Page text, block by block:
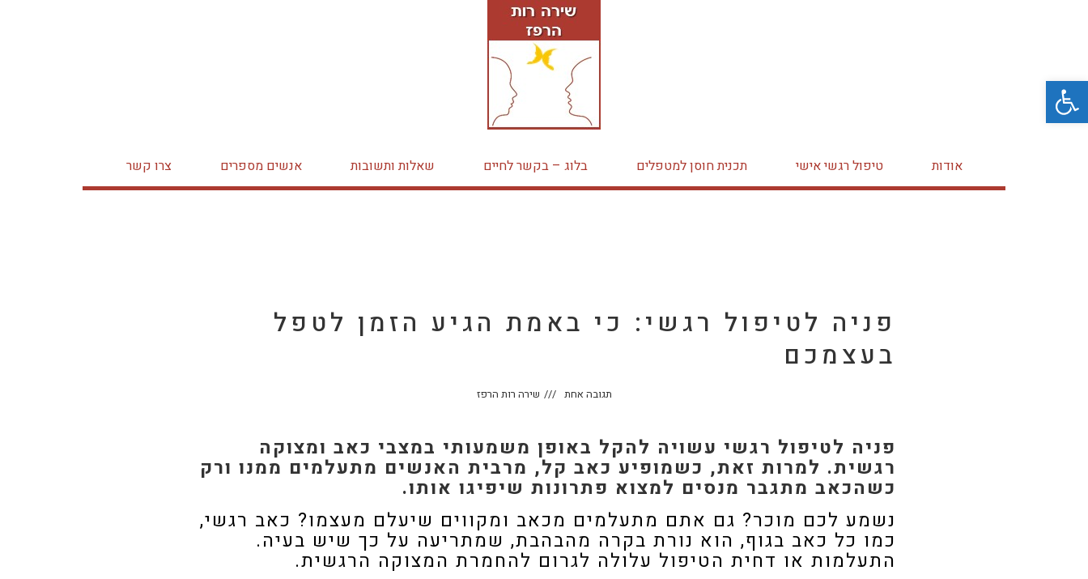
פתח סרגל נגישות
אודות טיפול רגשי אישי תכנית חוסן למטפלים בלוג – בקשר לחיים שאלות ותשובות אנשים מספרים צרו קשר
פניה לטיפול רגשי: כי באמת הגיע הזמן לטפל
בעצמכם
תגובה אחת שירה רות הרפז
פניה לטיפול רגשי עשויה להקל באופן משמעותי במצבי כאב ומצוקה
רגשית. למרות זאת, כשמופיע כאב קל, מרבית האנשים מתעלמים ממנו ורק
כשהכאב מתגבר מנסים למצוא פתרונות שיפיגו אותו.
נשמע לכם מוכר? גם אתם מתעלמים מכאב ומקווים שיעלם מעצמו? כאב רגשי,
כמו כל כאב בגוף, הוא נורת בקרה מהבהבת, שמתריעה על כך שיש בעיה.
התעלמות או דחית הטיפול עלולה לגרום להחמרת המצוקה הרגשית.